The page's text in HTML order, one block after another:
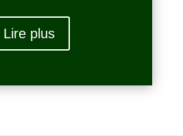
Lire plus